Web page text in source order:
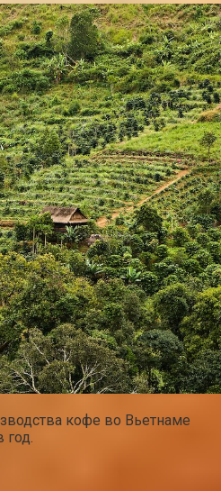
кофе во Вьетнаме
год.